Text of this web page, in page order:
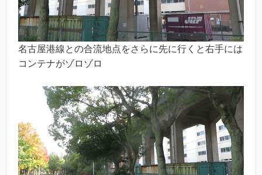
名古屋港線との合流地点をさらに先に行くと右手には
コンテナがゾロゾロ